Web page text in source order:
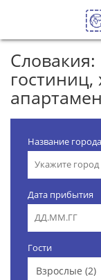
Словакия:
гостиниц,
Название
Дата прибытия
Гости
Взрослые (2)